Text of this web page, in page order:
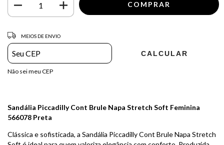
Entregas para o CEP:
MEIOS DE ENVIO
CALCULAR
Não sei meu CEP
Sandália Piccadilly Cont Brule Napa Stretch Soft Feminina
566078 Preta
Clássica e sofisticada, a Sandália Piccadilly Cont Brule Napa Stretch